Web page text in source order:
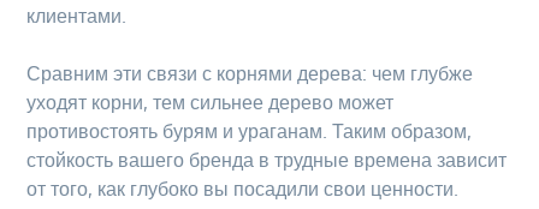
клиентами.
Сравним эти связи с корнями дерева: чем глубже
уходят корни, тем сильнее дерево может
противостоять бурям и ураганам. Таким образом,
стойкость вашего бренда в трудные времена зависит
от того, как глубоко вы посадили свои ценности.